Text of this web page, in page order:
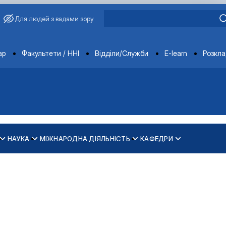
Для людей з вадами зору
Факультети / ННІ Відділи/Служби E-learn
НАУКА МІЖНАРОДНА ДІЯЛЬНІСТЬ
рівності у …
КАФЕДРИ